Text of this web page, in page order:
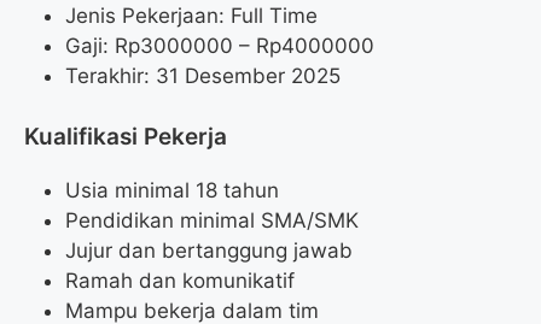
Jenis Pekerjaan: Full Time
Gaji: Rp3000000 – Rp4000000
Terakhir: 31 Desember 2025
Kualifikasi Pekerja
Usia minimal 18 tahun
Pendidikan minimal SMA/SMK
Jujur dan bertanggung jawab
Ramah dan komunikatif
Mampu bekerja dalam tim